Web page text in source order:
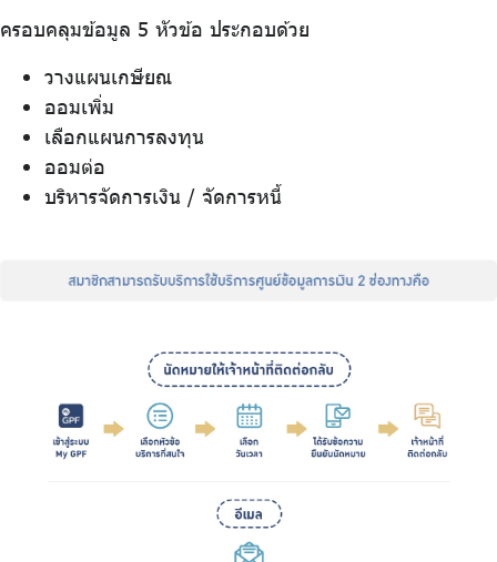
ครอบคลุมข้อมูล 5 หัวข้อ ประกอบด้วย
วางแผนเกษียณ
ออมเพิ่ม
เลือกแผนการลงทุน
ออมต่อ
บริหารจัดการเงิน / จัดการหนี้